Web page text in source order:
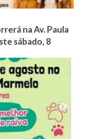
na Av. Paula
sábado, 8